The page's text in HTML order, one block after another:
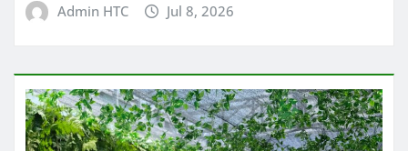
Admin HTC Jul 8, 2026